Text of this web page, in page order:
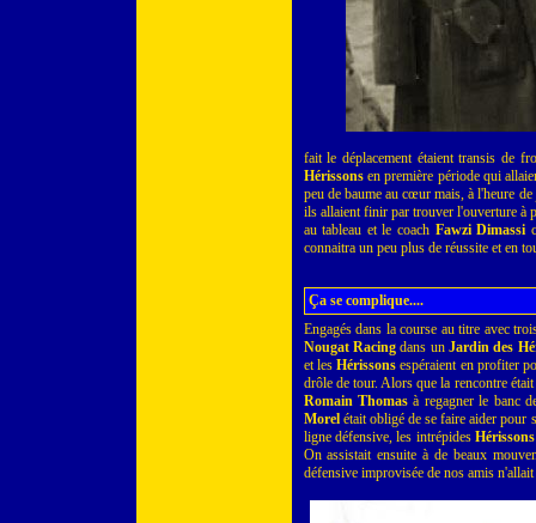
fait le déplacement étaient transis de
Hérissonsen première période qui
peu de baume au cœur mais, à l'heure
ils allaient finir par trouver l'ouverture à
au tableau et le coach Fawzi Dimassi
connaitra un peu plus de réussite et en
Ça se complique....
Engagés dans la course au titre avec
Nougat Racingdans un Jardin des
et les Hérissons espéraient en profiter
drôle de tour. Alors que la rencontre
Romain Thomasà regagner le banc
Morelétait obligé de se faire aider pour
ligne défensive, les intrépides Hérissons
On assistait ensuite à de beaux
défensive improvisée de nos amis